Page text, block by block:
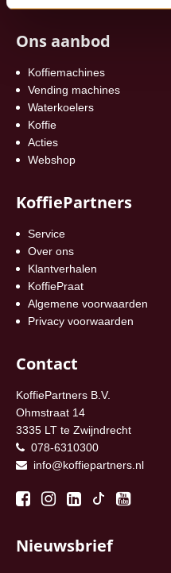
Ons aanbod
Koffiemachines
Vending machines
Waterkoelers
Koffie
Acties
Webshop
KoffiePartners
Service
Over ons
Klantverhalen
KoffiePraat
Algemene voorwaarden
Privacy voorwaarden
Contact
KoffiePartners B.V.
Ohmstraat 14
3335 LT te Zwijndrecht
078-6310300
info@koffiepartners.nl
Nieuwsbrief